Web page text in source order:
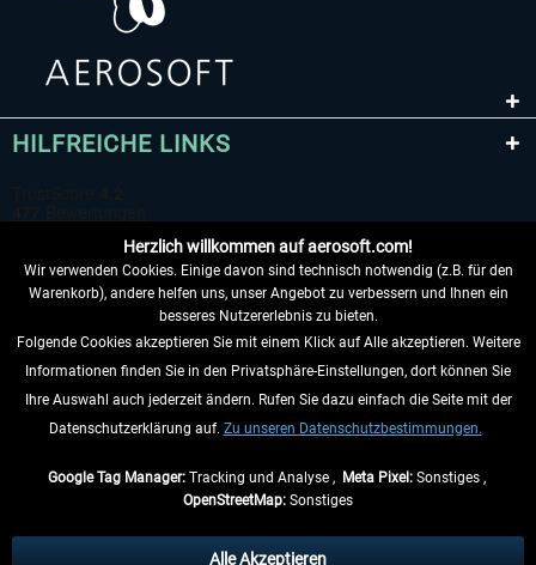
HILFREICHE LINKS
VERTRAG WIDERRUFEN
INFORMATIONEN
anders beschrieben.
Herzlich willkommen auf aerosoft.com!
Wir verwenden Cookies. Einige davon sind technisch notwendig (z.B. für den
Warenkorb), andere helfen uns, unser Angebot zu verbessern und Ihnen ein
besseres Nutzererlebnis zu bieten.
Folgende Cookies akzeptieren Sie mit einem Klick auf Alle akzeptieren. Weitere
Informationen finden Sie in den Privatsphäre-Einstellungen, dort können Sie
Ihre Auswahl auch jederzeit ändern. Rufen Sie dazu einfach die Seite mit der
Datenschutzerklärung auf. Zu unseren Datenschutzbestimmungen.
Google Tag Manager:Tracking und Analyse , Meta Pixel:Sonstiges ,
OpenStreetMap: Sonstiges
Alle Akzeptieren